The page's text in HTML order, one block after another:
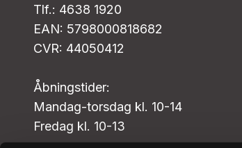
Tlf.: 4638 1920
EAN: 5798000818682
CVR: 44050412
Åbningstider:
Mandag-torsdag kl. 10-14
Fredag kl. 10-13